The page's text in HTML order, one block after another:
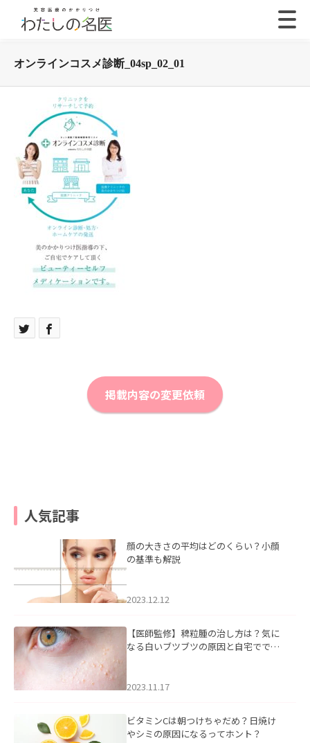
オンラインコスメ診断_04sp_02_01
掲載内容の変更依頼
人気記事
顔の大きさの平均はどのくらい？小顔
の基準も解説
2023.12.12
【医師監修】稗粒腫の治し方は？気に
なる白いブツブツの原因と自宅ででき
2023.11.17
ビタミンCは朝つけちゃだめ？日焼け
やシミの原因になるってホント？